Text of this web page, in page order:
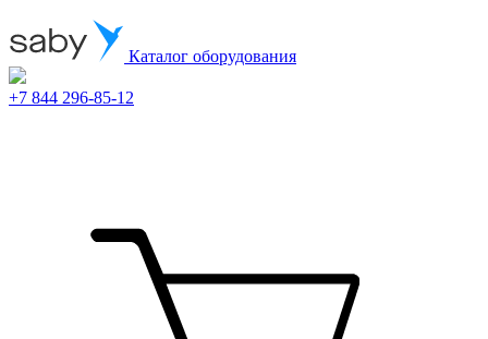
Каталог оборудования
+7 844 296-85-12